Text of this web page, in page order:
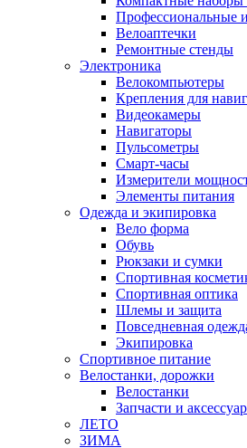
Профессиональные
Велоаптечки
Ремонтные стенды
Электроника
Велокомпьютеры
Крепления для
Видеокамеры
Навигаторы
Пульсометры
Смарт-часы
Измерители
Элементы питания
Одежда и экипировка
Вело форма
Обувь
Рюкзаки и сумки
Спортивная
Спортивная оптика
Шлемы и защита
Повседневная
Экипировка
Спортивное питание
Велостанки, дорожки
Велостанки
Запчасти и
ЛЕТО
ЗИМА